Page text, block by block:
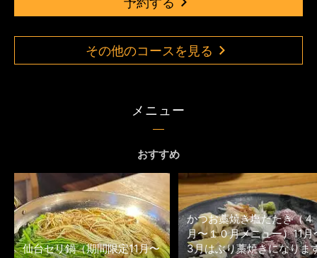
その他のコースを見る
メニュー
おすすめ
仙台セリ鍋（期間限定11月〜
かつお藁焼き塩たたき（４
月〜１０月メニュー）11月
3月はぶり藁焼きになりま